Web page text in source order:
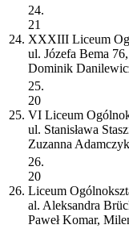
24.
24.
21
XXXIII Liceum
ul. Józefa Bema
Dominik
25.
25.
20
VI Liceum
ul. Stanisława
Zuzanna
26.
26.
20
Liceum
al. Aleksandra
Paweł Komar,